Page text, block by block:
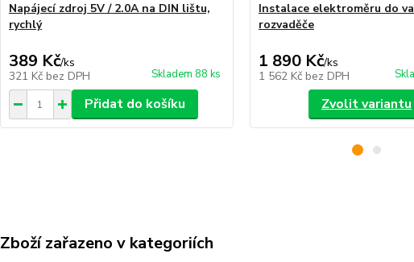
Napájecí zdroj 5V / 2.0A na DIN lištu,
rychlý
389 Kč/ks
321 Kč bez DPH Skladem 88 ks
Přidat do košíku
Instalace elektroměru do
rozvaděče
1 890 Kč/ks
1 562 Kč bez DPH
Zvolit variantu
Zboží zařazeno v kategoriích